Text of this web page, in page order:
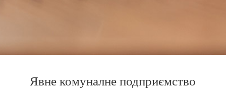
Явне комуналне подприємство